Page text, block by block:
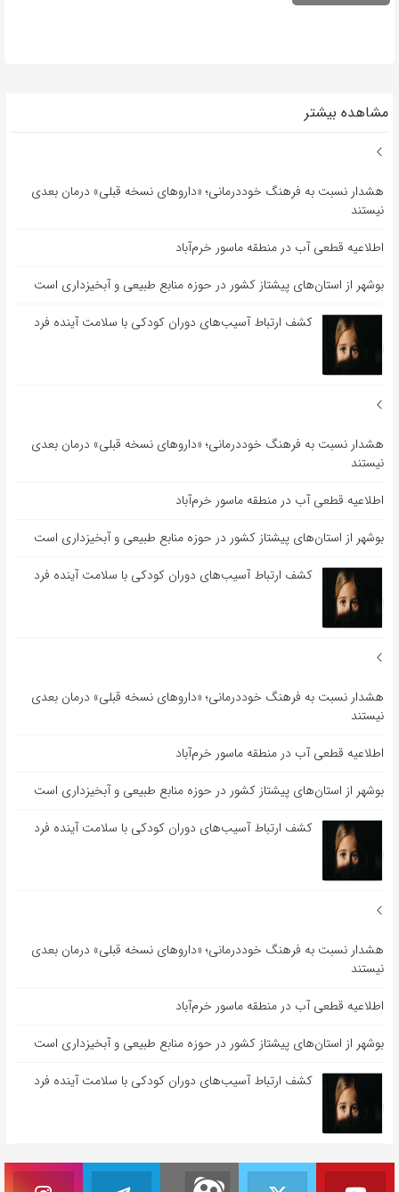
مشاهده بیشتر
هشدار نسبت به فرهنگ خوددرمانی؛ «داروهای نسخه قبلی» درمان بعدی
نیستند
اطلاعیه قطعی آب در منطقه ماسور خرم‌آباد
بوشهر از استان‌های پیشتاز کشور در حوزه منابع طبیعی و آبخیزداری است
کشف ارتباط آسیب‌های دوران کودکی با سلامت آینده فرد
هشدار نسبت به فرهنگ خوددرمانی؛ «داروهای نسخه قبلی» درمان بعدی
نیستند
اطلاعیه قطعی آب در منطقه ماسور خرم‌آباد
بوشهر از استان‌های پیشتاز کشور در حوزه منابع طبیعی و آبخیزداری است
کشف ارتباط آسیب‌های دوران کودکی با سلامت آینده فرد
هشدار نسبت به فرهنگ خوددرمانی؛ «داروهای نسخه قبلی» درمان بعدی
نیستند
اطلاعیه قطعی آب در منطقه ماسور خرم‌آباد
بوشهر از استان‌های پیشتاز کشور در حوزه منابع طبیعی و آبخیزداری است
کشف ارتباط آسیب‌های دوران کودکی با سلامت آینده فرد
هشدار نسبت به فرهنگ خوددرمانی؛ «داروهای نسخه قبلی» درمان بعدی
نیستند
اطلاعیه قطعی آب در منطقه ماسور خرم‌آباد
بوشهر از استان‌های پیشتاز کشور در حوزه منابع طبیعی و آبخیزداری است
کشف ارتباط آسیب‌های دوران کودکی با سلامت آینده فرد